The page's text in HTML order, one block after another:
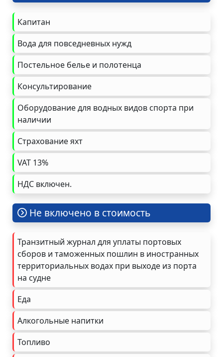
Капитан
Вода для повседневных нужд
Постельное белье и полотенца
Консультирование
Оборудование для водных видов спорта при
наличии
Страхование яхт
VAT 13%
НДС включен.
Не включено в стоимость
Транзитный журнал для уплаты портовых
сборов и таможенных пошлин в иностранных
территориальных водах при выходе из порта
на судне
Еда
Алкогольные напитки
Топливо